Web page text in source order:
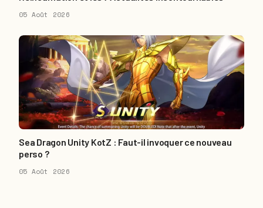
05 Août 2026
Sea Dragon Unity KotZ : Faut-il invoquer ce nouveau
perso ?
05 Août 2026